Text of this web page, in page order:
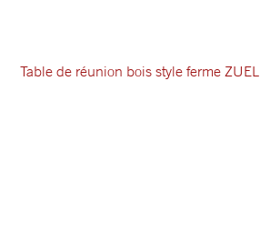
Table de réunion bois style ferme ZUEL